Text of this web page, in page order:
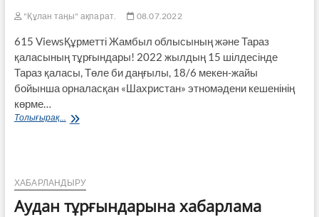
"Құлан таңы" ақпарат. 08.07.2022
615 ViewsҚұрметті Жамбыл облысының және Тараз
қаласының тұрғындары! 2022 жылдың 15 шілдесінде
Тараз қаласы, Төле би даңғылы, 18/6 мекен-жайы
бойынша орналасқан «Шахристан» этномәдени кешенінің
көрме…
Толығырақ...
Құрметті
қаласының
тұрғындары!
ХАБАРЛАНДЫРУ
Аудан тұрғындарына хабарлама